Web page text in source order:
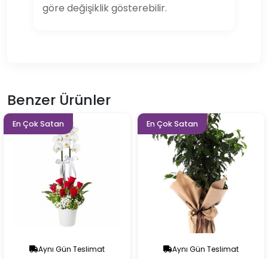
göre değişiklik gösterebilir.
Benzer Ürünler
En Çok Satan
Aynı Gün Teslimat
En Çok Satan
Aynı Gün Teslimat